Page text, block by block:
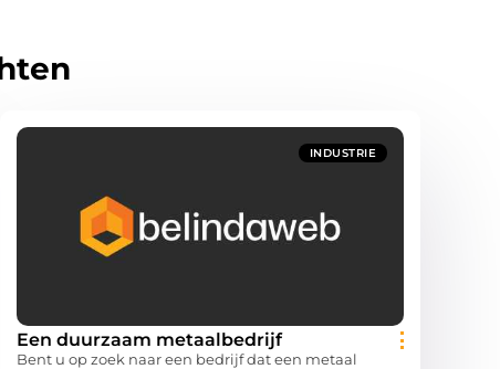
INDUSTRIE
Een duurzaam metaalbedrijf
Bent u op zoek naar een bedrijf dat een metaal